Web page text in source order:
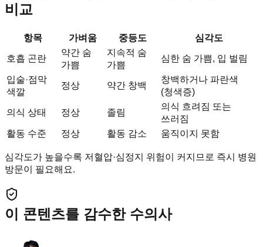
비교
항목 가벼움 중등도 심각도
호흡 곤란
약간 숨
가쁨
지속적 숨
가쁨
심한 숨 가쁨, 입 벌림
입술·점막
색깔
정상 약간 창백
창백하거나 파란색
(청색증)
의식 상태 정상 졸림
의식 흐려짐 또는
쓰러짐
활동 수준
정상 활동 감소 움직이지 못함
심각도가 높을수록 저혈압·심정지 위험이 커지므로 즉시 병원
방문이 필요해요.
이 콘텐츠를 감수한 수의사